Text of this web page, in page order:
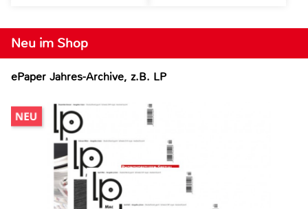
Neu im Shop
ePaper Jahres-Archive, z.B. LP